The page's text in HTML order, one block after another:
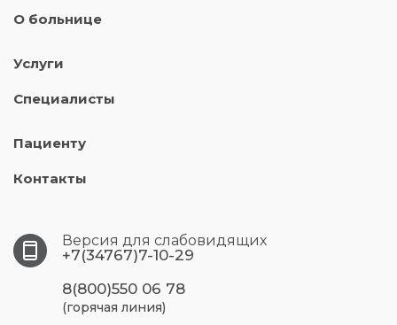
О больнице
Услуги
Специалисты
Пациенту
Контакты
Версия для слабовидящих
+7(34767)7-10-29
8(800)550 06 78
(горячая линия)